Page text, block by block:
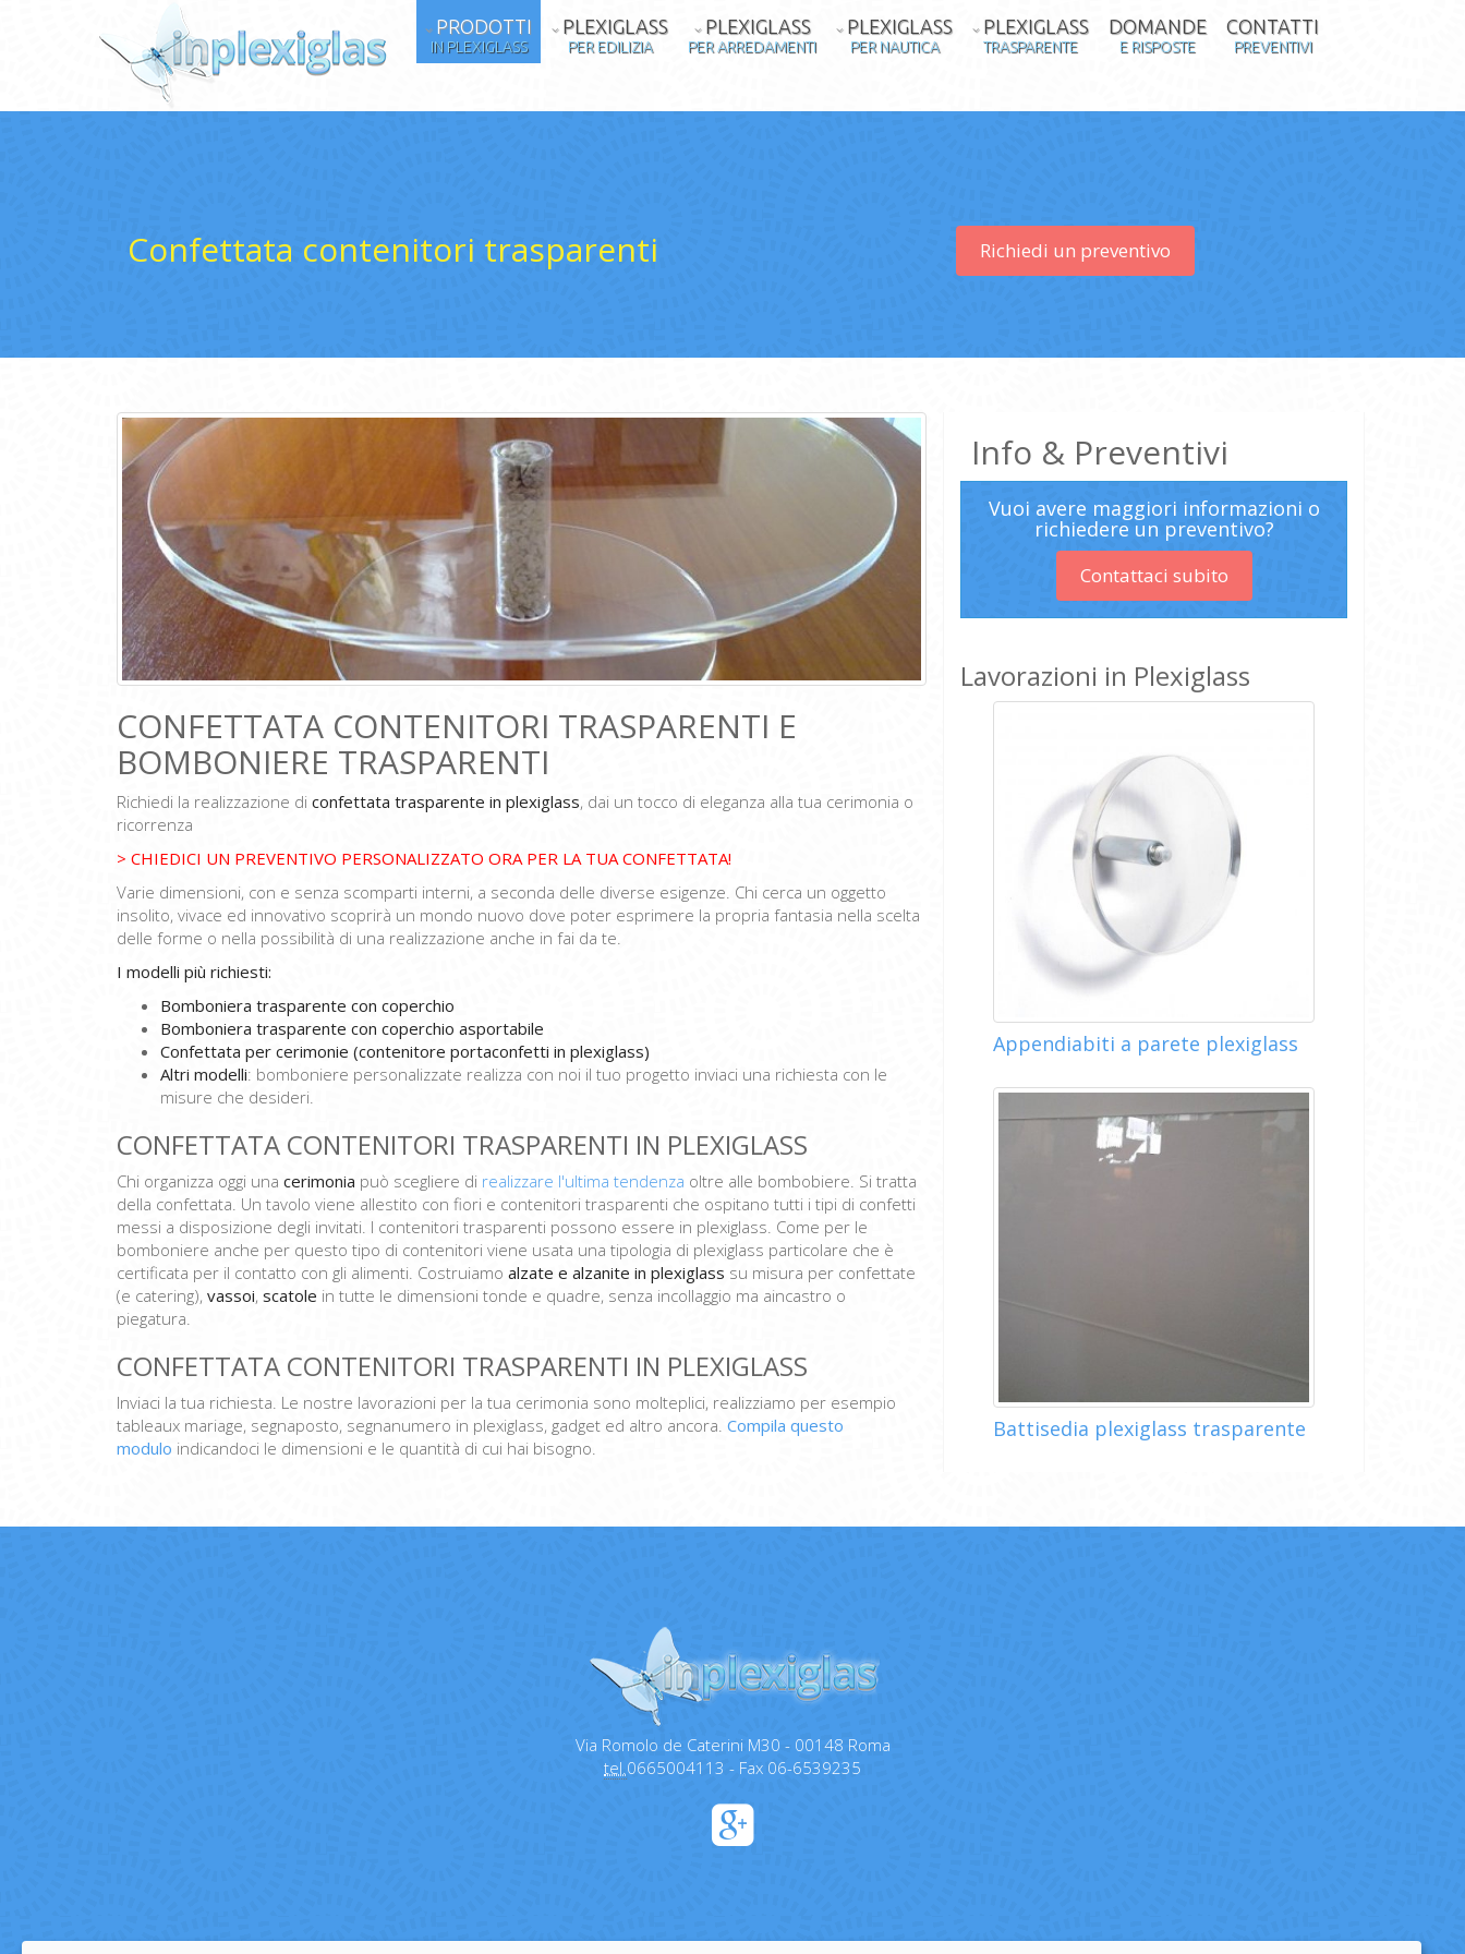
PRODOTTI
IN PLEXIGLASS
PLEXIGLASS
PER EDILIZIA
PLEXIGLASS
PER ARREDAMENTI
PLEXIGLASS
PER NAUTICA
PLEXIGLASS
TRASPARENTE
DOMANDE
E RISPOSTE
CONTATTI
PREVENTIVI
Confettata contenitori trasparenti Richiedi un preventivo
CONFETTATA CONTENITORI TRASPARENTI E
BOMBONIERE TRASPARENTI
Richiedi la realizzazione di confettata trasparente in plexiglass, dai un tocco di eleganza alla tua cerimonia o
ricorrenza
> CHIEDICI UN PREVENTIVO PERSONALIZZATO ORA PER LA TUA CONFETTATA!
Varie dimensioni, con e senza scomparti interni, a seconda delle diverse esigenze. Chi cerca un oggetto
insolito, vivace ed innovativo scoprirà un mondo nuovo dove poter esprimere la propria fantasia nella scelta
delle forme o nella possibilità di una realizzazione anche in fai da te.
I modelli più richiesti:
Bomboniera trasparente con coperchio
Bomboniera trasparente con coperchio asportabile
Confettata per cerimonie (contenitore portaconfetti in plexiglass)
Altri modelli: bomboniere personalizzate realizza con noi il tuo progetto inviaci una richiesta con le
misure che desideri.
CONFETTATA CONTENITORI TRASPARENTI IN PLEXIGLASS
Chi organizza oggi una cerimonia può scegliere di realizzare l'ultima tendenza oltre alle bombobiere. Si tratta
della confettata. Un tavolo viene allestito con fiori e contenitori trasparenti che ospitano tutti i tipi di confetti
messi a disposizione degli invitati. I contenitori trasparenti possono essere in plexiglass. Come per le
bomboniere anche per questo tipo di contenitori viene usata una tipologia di plexiglass particolare che è
certificata per il contatto con gli alimenti. Costruiamo alzate e alzanite in plexiglass su misura per confettate
(e catering), vassoi, scatole in tutte le dimensioni tonde e quadre, senza incollaggio ma aincastro o
piegatura.
CONFETTATA CONTENITORI TRASPARENTI IN PLEXIGLASS
Inviaci la tua richiesta. Le nostre lavorazioni per la tua cerimonia sono molteplici, realizziamo per esempio
tableaux mariage, segnaposto, segnanumero in plexiglass, gadget ed altro ancora. Compila questo
modulo indicandoci le dimensioni e le quantità di cui hai bisogno.
Info & Preventivi
Vuoi avere maggiori informazioni o
richiedere un preventivo?
Contattaci subito
Lavorazioni in Plexiglass
Appendiabiti a parete plexiglass
Battisedia plexiglass trasparente
Via Romolo de Caterini M30 - 00148 Roma
tel.0665004113 - Fax 06-6539235